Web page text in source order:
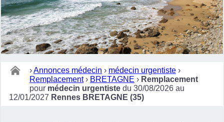
›Annonces médecin › médecin urgentiste ›
Remplacement › BRETAGNE › Remplacement
pour médecin urgentiste du 30/08/2026 au
12/01/2027 Rennes BRETAGNE (35)